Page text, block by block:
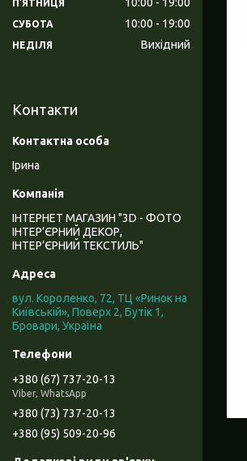
ПʼЯТНИЦЯ 10:00 19:00
СУБОТА 10:00 19:00
НЕДІЛЯ Вихідний
Контакти
Ірина
ІНТЕРНЕТ МАГАЗИН "3D - ФОТО
ІНТЕР’ЄРНИЙ ДЕКОР,
ІНТЕР’ЄРНИЙ ТЕКСТИЛЬ"
вул. Короленко, 72, ТЦ «Ринок на
Київській», Поверх 2, Бутік 1,
Бровари, Україна
+380 (67) 737-20-13
Viber, WhatsApp
+380 (73) 737-20-13
+380 (95) 509-20-96